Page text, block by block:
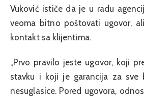
Vuković ističe da je u radu
veoma bitno poštovati ugovor,
kontakt sa klijentima.
„Prvo pravilo jeste ugovor, koji
stavku i koji je garancija za sve
nesuglasice. Pored ugovora,